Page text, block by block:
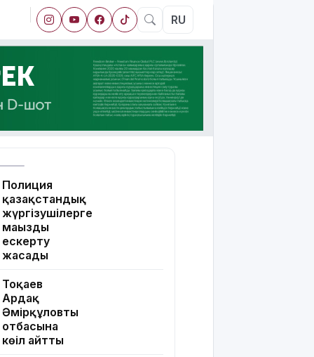
RU
Полиция
қазақстандық
жүргізушілерге
маңызды
ескерту
жасады
Тоқаев
Ардақ
Әмірқұловтың
отбасына
көңіл айтты